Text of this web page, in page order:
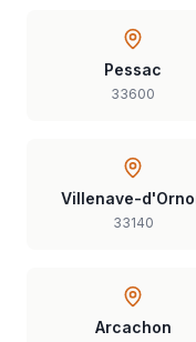
Pessac
33600
Villenave-
33140
Arcachon